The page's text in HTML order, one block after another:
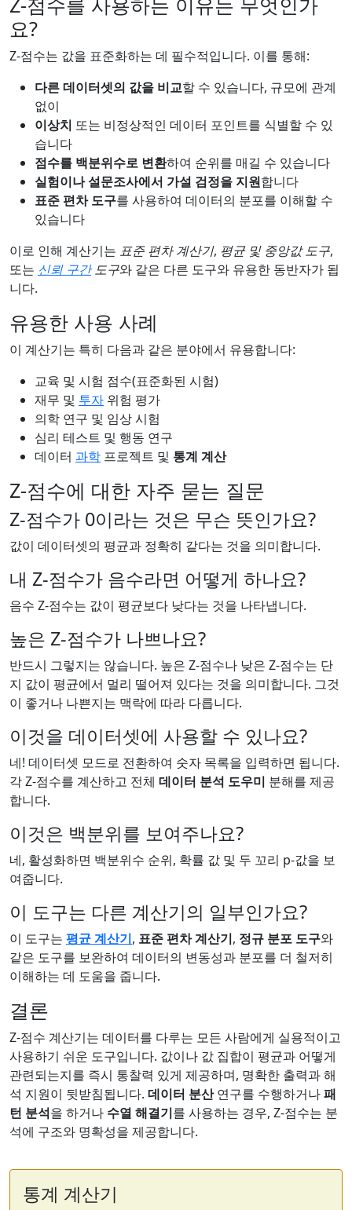
요?
Z-점수는 값을 표준화하는 데 필수적입니다. 이를 통해:
다른 데이터셋의 값을 비교할 수 있습니다, 규모에 관계
없이
이상치 또는 비정상적인 데이터 포인트를 식별할 수 있
습니다
점수를 백분위수로 변환하여 순위를 매길 수 있습니다
실험이나 설문조사에서 가설 검정을 지원합니다
표준 편차 도구를 사용하여 데이터의 분포를 이해할 수
있습니다
이로 인해 계산기는 표준 편차 계산기, 평균 및 중앙값 도구,
또는 신뢰 구간도구와 같은 다른 도구와 유용한 동반자가 됩
니다.
유용한 사용 사례
이 계산기는 특히 다음과 같은 분야에서 유용합니다:
교육 및 시험 점수(표준화된 시험)
재무 및 투자 위험 평가
의학 연구 및 임상 시험
심리 테스트 및 행동 연구
데이터 과학 프로젝트 및 통계 계산
Z-점수에 대한 자주 묻는 질문
Z-점수가 0이라는 것은 무슨 뜻인가요?
값이 데이터셋의 평균과 정확히 같다는 것을 의미합니다.
내 Z-점수가 음수라면 어떻게 하나요?
음수 Z-점수는 값이 평균보다 낮다는 것을 나타냅니다.
높은 Z-점수가 나쁘나요?
반드시 그렇지는 않습니다. 높은 Z-점수나 낮은 Z-점수는 단
지 값이 평균에서 멀리 떨어져 있다는 것을 의미합니다. 그것
이 좋거나 나쁜지는 맥락에 따라 다릅니다.
이것을 데이터셋에 사용할 수 있나요?
네! 데이터셋 모드로 전환하여 숫자 목록을 입력하면 됩니다.
각 Z-점수를 계산하고 전체 데이터 분석 도우미 분해를 제공
합니다.
이것은 백분위를 보여주나요?
네, 활성화하면 백분위수 순위, 확률 값 및 두 꼬리 p-값을 보
여줍니다.
이 도구는 다른 계산기의 일부인가요?
이 도구는 평균 계산기, 표준 편차 계산기, 정규 분포 도구와
같은 도구를 보완하여 데이터의 변동성과 분포를 더 철저히
이해하는 데 도움을 줍니다.
결론
Z-점수 계산기는 데이터를 다루는 모든 사람에게 실용적이고
사용하기 쉬운 도구입니다. 값이나 값 집합이 평균과 어떻게
관련되는지를 즉시 통찰력 있게 제공하며, 명확한 출력과 해
석 지원이 뒷받침됩니다. 데이터 분산연구를 수행하거나패
턴 분석을 하거나 수열 해결기를 사용하는 경우, Z-점수는 분
석에 구조와 명확성을 제공합니다.
통계 계산기